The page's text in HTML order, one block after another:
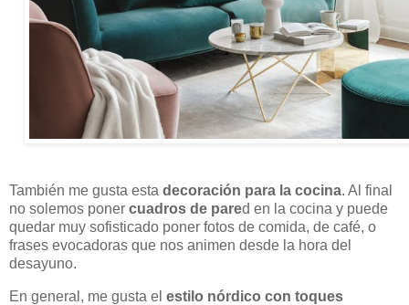
También me gusta esta decoración para la cocina. Al final
no solemos poner cuadros de pared en la cocina y puede
quedar muy sofisticado poner fotos de comida, de café, o
frases evocadoras que nos animen desde la hora del
desayuno.
En general, me gusta el estilo nórdico con toques